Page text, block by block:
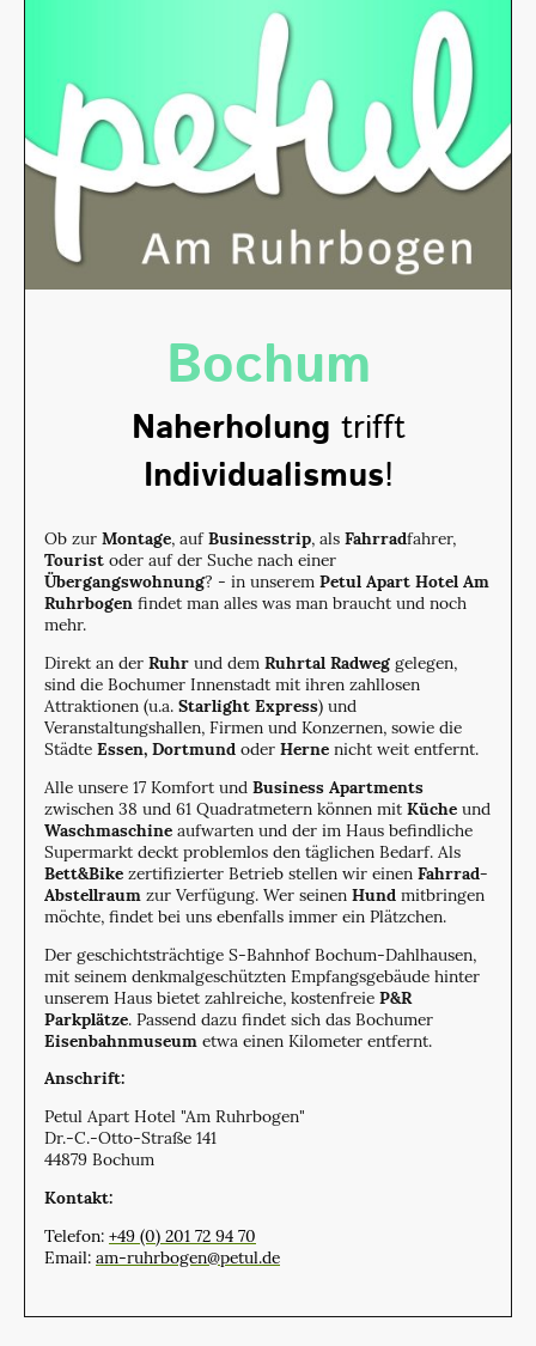
Bochum
Naherholung trifft
Individualismus!
Ob zur Montage, aufBusinesstrip, als Fahrradfahrer,
Tourist oder auf der Suche nach einer
Übergangswohnung? - in unserem Petul Apart Hotel Am
Ruhrbogen findet man alles was man braucht und noch
mehr.
Direkt an der Ruhr und dem Ruhrtal Radweg gelegen,
sind die Bochumer Innenstadt mit ihren zahllosen
Attraktionen (u.a. Starlight Express) und
Veranstaltungshallen, Firmen und Konzernen, sowie die
Städte Essen, Dortmund oder Herne nicht weit entfernt.
Alle unsere 17 Komfort und Business Apartments
zwischen 38 und 61 Quadratmetern können mit Küche und
Waschmaschine aufwarten und der im Haus befindliche
Supermarkt deckt problemlos den täglichen Bedarf. Als
Bett&Bike zertifizierter Betrieb stellen wir einen Fahrrad-
Abstellraum zur Verfügung. Wer seinen Hund mitbringen
möchte, findet bei uns ebenfalls immer ein Plätzchen.
Der geschichtsträchtige S-Bahnhof Bochum-Dahlhausen,
mit seinem denkmalgeschützten Empfangsgebäude hinter
unserem Haus bietet zahlreiche, kostenfreie P&R
Parkplätze. Passend dazu findet sich das Bochumer
Eisenbahnmuseum etwa einen Kilometer entfernt.
Anschrift:
Petul Apart Hotel "Am Ruhrbogen"
Dr.-C.-Otto-Straße 141
44879 Bochum
Kontakt:
Telefon: +49 (0) 201 72 94 70
Email: am-ruhrbogen@petul.de